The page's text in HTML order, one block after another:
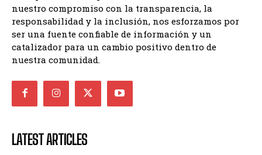
nuestro compromiso con la transparencia, la
responsabilidad y la inclusión, nos esforzamos por
ser una fuente confiable de información y un
catalizador para un cambio positivo dentro de
nuestra comunidad.
LATEST ARTICLES